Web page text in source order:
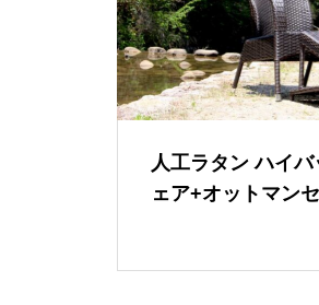
人工ラタン ハイ
ェア+オットマン